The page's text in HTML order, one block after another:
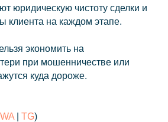
юридическую чистоту сделки и
клиента на каждом этапе.
экономить на
при мошенничестве или
куда дороже.
WA TG)